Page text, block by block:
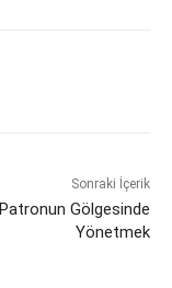
Sonraki İçerik
Patronun Gölgesinde
Yönetmek